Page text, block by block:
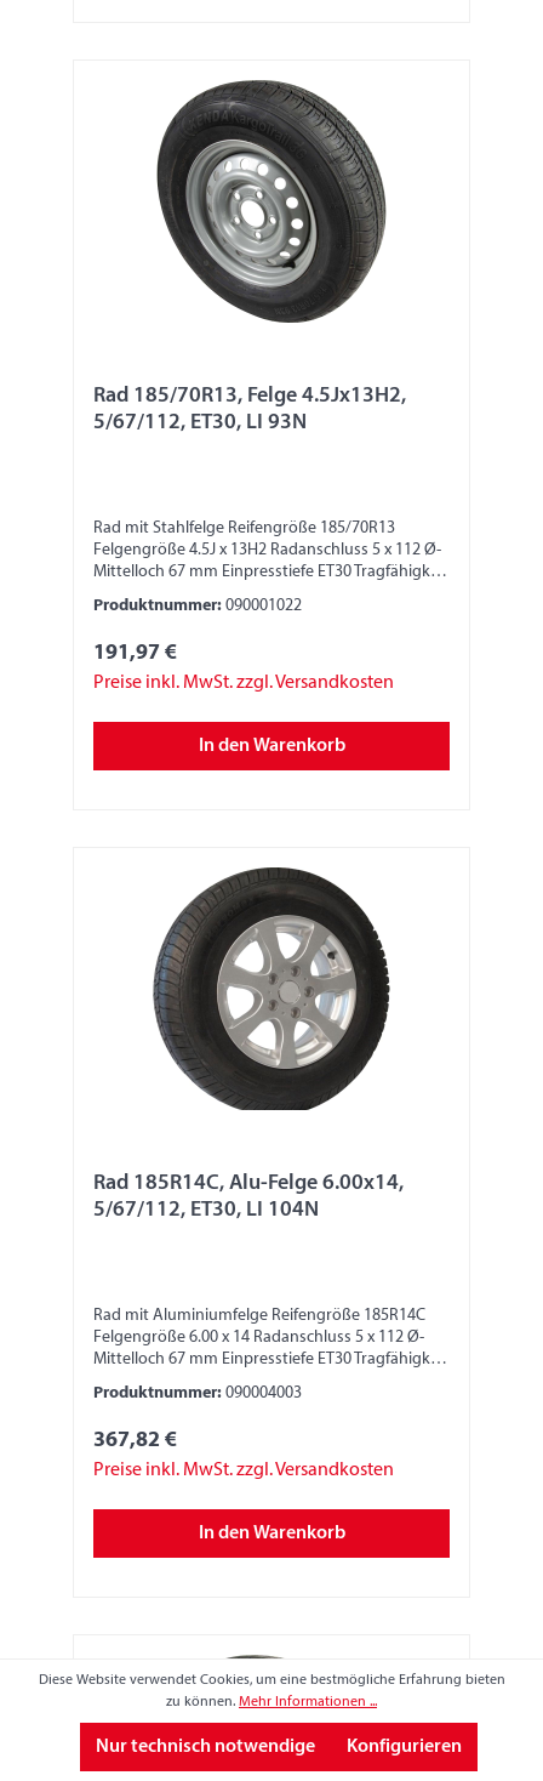
Rad 185/70R13, Felge 4.5Jx13H2,
5/67/112, ET30, LI 93N
Rad mit Stahlfelge Reifengröße 185/70R13
Felgengröße 4.5J x 13H2 Radanschluss 5 x 112 Ø-
Mittelloch 67 mm Einpresstiefe ET30 Tragfähigkeit
650 kg LI 93N
Produktnummer: 090001022
191,97 €
Preise inkl. MwSt. zzgl. Versandkosten
In den Warenkorb
Rad 185R14C, Alu-Felge 6.00x14,
5/67/112, ET30, LI 104N
Rad mit Aluminiumfelge Reifengröße 185R14C
Felgengröße 6.00 x 14 Radanschluss 5 x 112 Ø-
Mittelloch 67 mm Einpresstiefe ET30 Tragfähigkeit
Produktnummer: 090004003
367,82 €
Preise inkl. MwSt. zzgl. Versandkosten
In den Warenkorb
Diese Website verwendet Cookies, um eine bestmögliche Erfahrung bieten
zu können. Mehr Informationen ...
Nur technisch notwendige Konfigurieren